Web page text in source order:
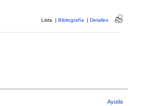
Lista | Bibliografía | Detalles
Ayuda